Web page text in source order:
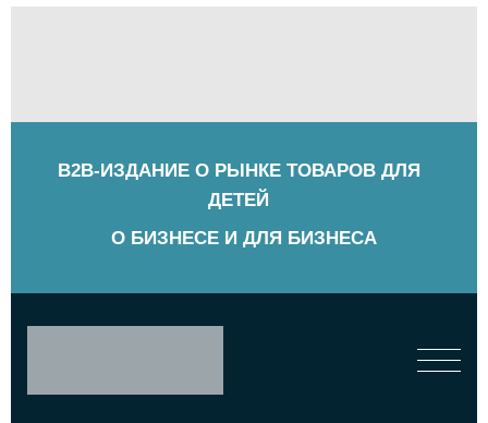
B2B-ИЗДАНИЕ О РЫНКЕ ТОВАРОВ ДЛЯ
ДЕТЕЙ
О БИЗНЕСЕ И ДЛЯ БИЗНЕСА